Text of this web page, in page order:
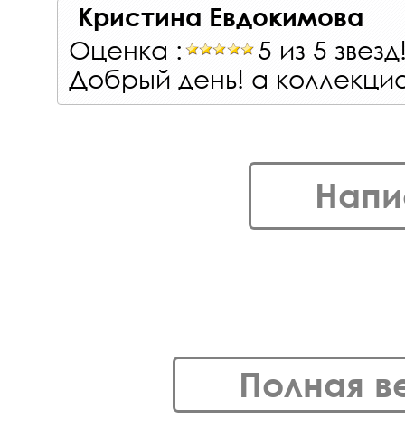
Кристина Евдокимова
Оценка :
5 из 5
Добрый день! а
Полная